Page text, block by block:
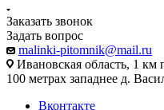
Заказать звонок
Задать вопрос
malinki-pitomnik@mail.ru
Ивановская область, 1 км
100 метрах западнее д.
Вконтакте